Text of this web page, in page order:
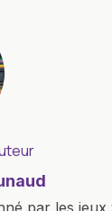
par les jeux